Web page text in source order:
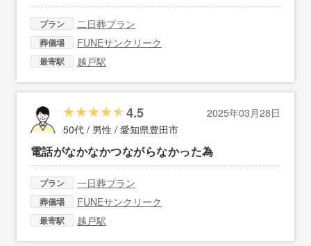
プラン 二日葬プラン
葬儀場 FUNEサンクリーク
最寄駅 越戸駅
4.5
2025年03月28日
50代 / 男性 / 愛知県豊田市
電話がなかなかつながらなかった為
プラン 一日葬プラン
葬儀場 FUNEサンクリーク
最寄駅 越戸駅